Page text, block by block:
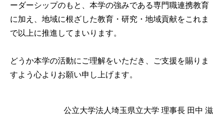
ーダーシップのもと、本学の強みである専門職連携教育
に加え、地域に根ざした教育・研究・地域貢献をこれま
で以上に推進してまいります。
どうか本学の活動にご理解をいただき、ご支援を賜りま
すよう心よりお願い申し上げます。
公立大学法人埼玉県立大学 理事長 田中 滋